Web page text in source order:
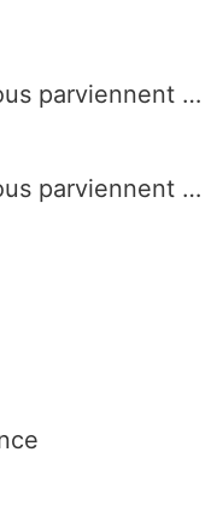
parviennent …
parviennent …